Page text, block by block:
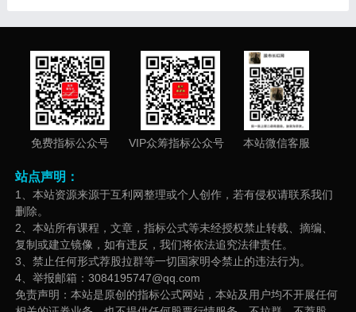
免费指标公众号 VIP众筹指标公众号 本站微信客服
站点声明：
1、本站资源来源于互利网整理或个人创作，若有侵权请联系我们
删除。
2、本站所有课程，文章，指标公式等未经授权禁止转载、摘编、
复制或建立镜像，如有违反，我们将依法追究法律责任。
3、禁止任何形式荐股拉群等一切国家明令禁止的违法行为。
4、举报邮箱：3084195747@qq.com
免责声明：本站是原创的指标公式网站，本站及用户均不开展任何